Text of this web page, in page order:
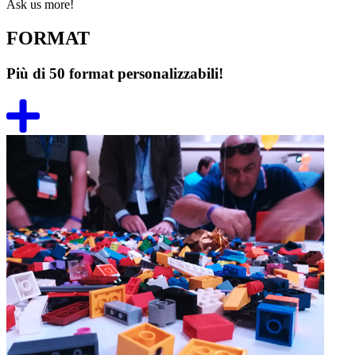
Ask us more!
FORMAT
Più di 50 format personalizzabili!